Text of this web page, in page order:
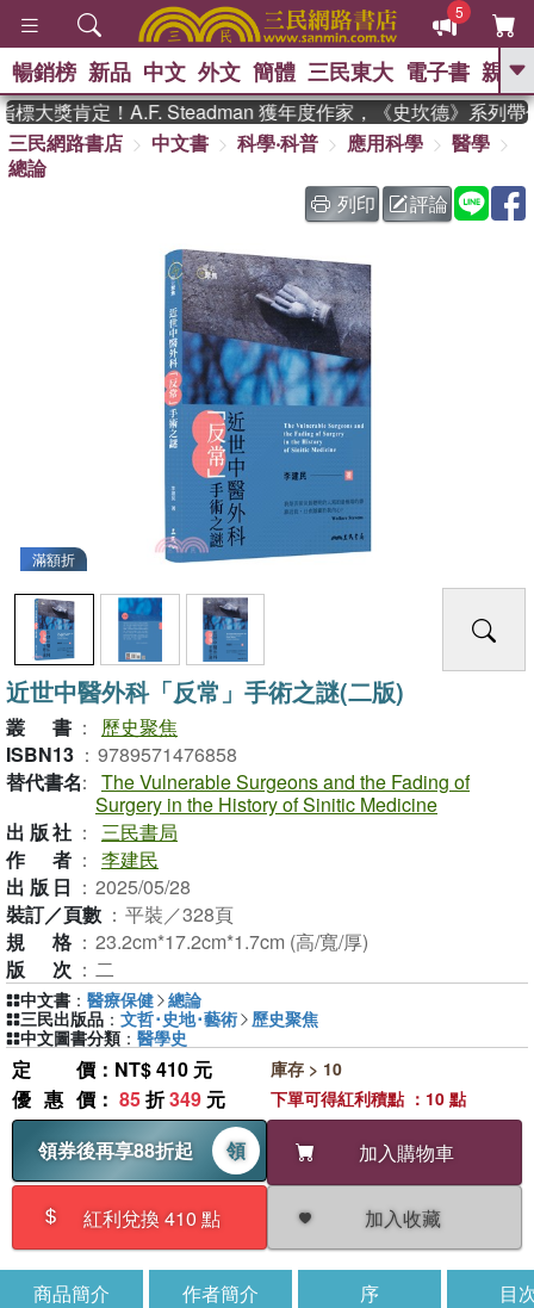
5
GO
熱搜： 東野圭吾 、 高希均教授回憶錄
史是一群喵 、 暑期推薦 、 國際布克
獎 臺灣漫遊錄 、 方念華 、 台灣的李
偉大的迷走神經
暢銷榜 新品 中文 外文 簡體 三民東大 電子書 親子
大獎肯定！A.F. Steadman 獲年度作家，《史坎德》系列帶你
三民網路書店
中文書 科學‧科普 應用科學
醫學
總論
列印
評論
滿額折
近世中醫外科「反常」手術之謎(二版)
叢書 ：
歷史聚焦
ISBN13 ： 9789571476858
替代書名： The Vulnerable Surgeons and the Fading of
Surgery in the History of Sinitic Medicine
出版社 ： 三民書局
作者 ： 李建民
出版日 ： 2025/05/28
裝訂／頁數 ： 平裝／328頁
規格 ： 23.2cm*17.2cm*1.7cm (高/寬/厚)
版次 ： 二
定價 ：NT$ 410 元
優惠價 ： 85折349 元
領券後再享88折起
領 加入購物車
紅利兌換 410 點 加入收藏
庫存 > 10
下單可得紅利積點 ：10 點
中文書 ： 醫療保健 總論
三民出版品 ： 文哲･史地･藝術
歷史聚焦
中文圖書分類 ： 醫學史
商品簡介 作者簡介 序 目